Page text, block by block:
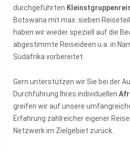
durchgeführten
Botswana mit max. sieben
haben wir wieder speziell auf die
abgestimmte Reiseideen u.a. in
Südafrika vorbereitet.
Gern unterstützen wir Sie bei der
Durchführung Ihres individuellen
greifen wir auf unsere
Erfahrung zahlreicher eigener
Netzwerk im Zielgebiet zurück.